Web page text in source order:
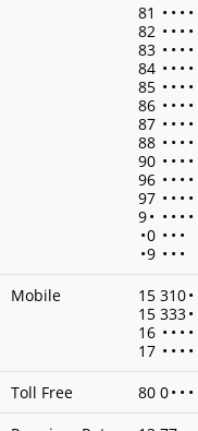
81 • • • •
82 • • • •
83 • • • •
84 • • • •
85 • • • •
86 • • • •
87 • • • •
88 • • • •
90 • • • •
96 • • • •
97 • • • •
9• • • • •
•0 • • •
•9 • • •
Mobile
15 310•
15 333•
16 • • • •
17 • • • •
Toll Free
80 0• • •